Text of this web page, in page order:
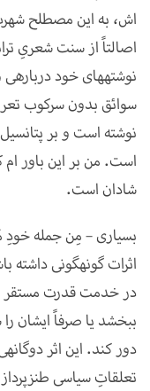
اش، به این مصطلح
اصالتاً از سنت شعریِ
نوشته­های خود درباره­ی
سوائق بدون سرکوب
نوشته است و بر
است. من بر این باور
شادان است.
بسیاری–مِن جمله خودِ
اثرات گونه­گونی داشته
در خدمت قدرت مستقر
ببخشد یا صرفاً ایشان
دور کند. این اثر
تعلقاتِ سیاسی